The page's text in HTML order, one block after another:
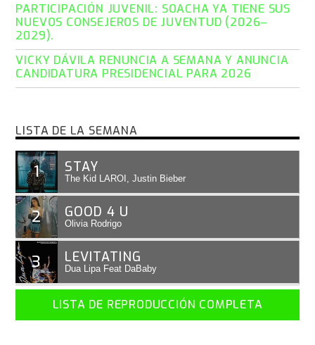
PARTICIPACIÓN JUVENIL: SOACHA YA TIENE SUS
NUEVOS CONSEJEROS DE JUVENTUD (2026–
2029).
VICKY DÁVILA RENUNCIA A SEMANA Y ANUNCIA
CANDIDATURA PRESIDENCIAL PARA 2026
LISTA DE LA SEMANA
1 STAY
The Kid LAROI, Justin Bieber
2 GOOD 4 U
Olivia Rodrigo
3 LEVITATING
Dua Lipa Feat DaBaby
LISTA DE REPRODUCCIÓN COMPLETA